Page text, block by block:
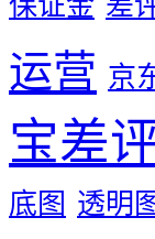
保证金 差
运营 京
宝差
底图 透明